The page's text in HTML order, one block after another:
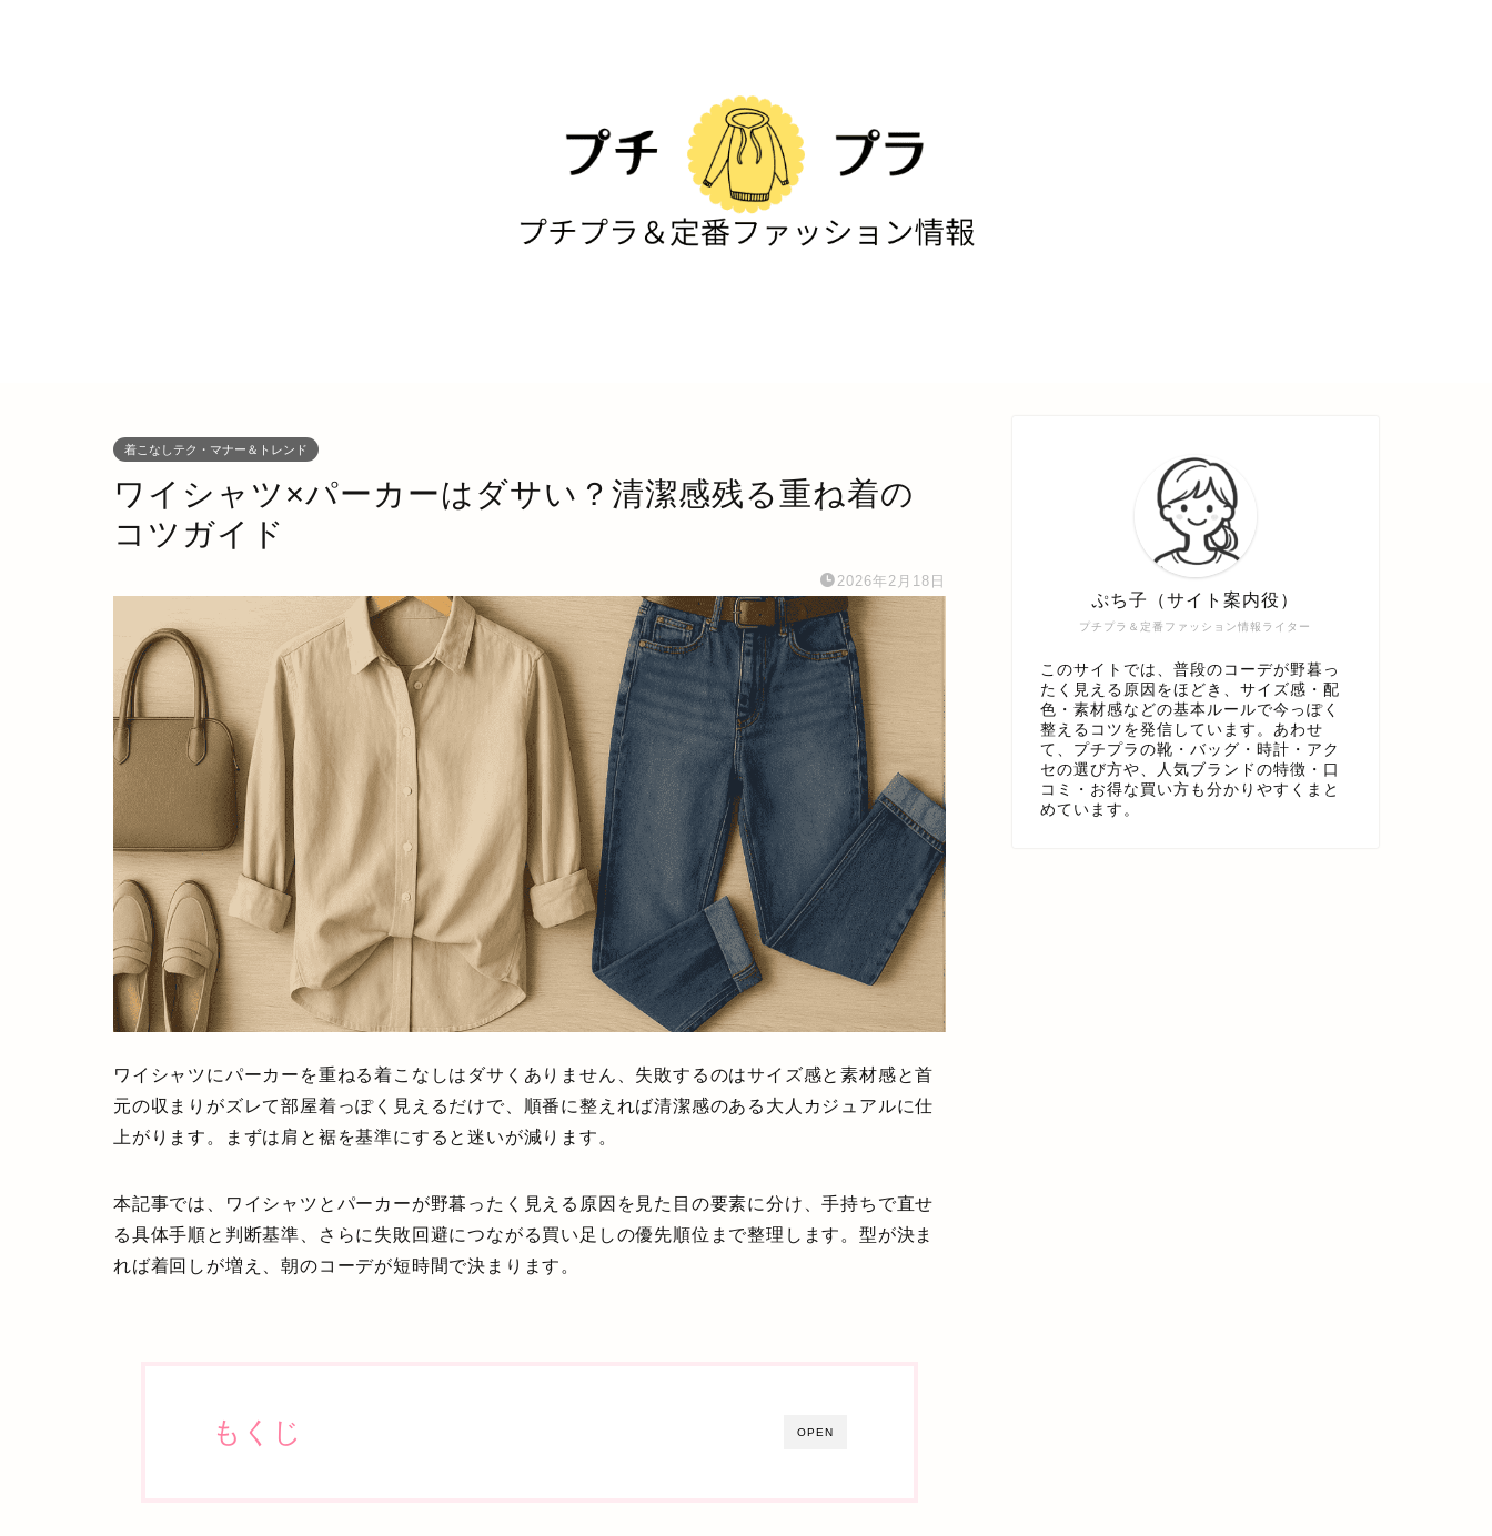
着こなしテク・マナー＆トレンド
ワイシャツ×パーカーはダサい？清潔感残る重ね着の
コツガイド
2026年2月18日
ワイシャツにパーカーを重ねる着こなしはダサくありません、失敗するのはサイズ感と素材感と首
元の収まりがズレて部屋着っぽく見えるだけで、順番に整えれば清潔感のある大人カジュアルに仕
上がります。まずは肩と裾を基準にすると迷いが減ります。
本記事では、ワイシャツとパーカーが野暮ったく見える原因を見た目の要素に分け、手持ちで直せ
る具体手順と判断基準、さらに失敗回避につながる買い足しの優先順位まで整理します。型が決ま
れば着回しが増え、朝のコーデが短時間で決まります。
OPEN
もくじ
プチプラ＆定番ファッション情報ライター
ぷち子（サイト案内役）
このサイトでは、普段のコーデが野暮っ
たく見える原因をほどき、サイズ感・配
色・素材感などの基本ルールで今っぽく
整えるコツを発信しています。あわせ
て、プチプラの靴・バッグ・時計・アク
セの選び方や、人気ブランドの特徴・口
コミ・お得な買い方も分かりやすくまと
めています。